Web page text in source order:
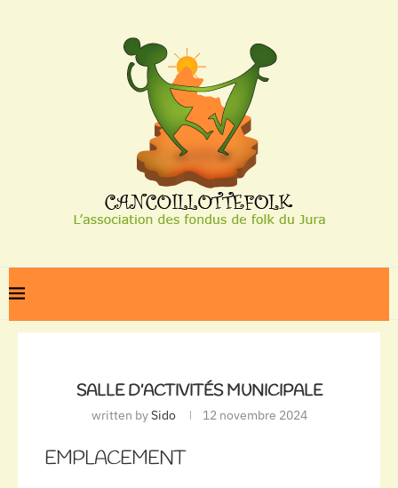
SALLE D’ACTIVITÉS MUNICIPALE
written bySido 12 novembre 2024
EMPLACEMENT